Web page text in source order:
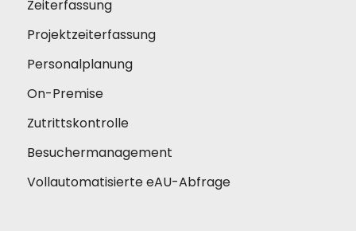
Zeiterfassung
Projektzeiterfassung
Personalplanung
On-Premise
Zutrittskontrolle
Besuchermanagement
Vollautomatisierte eAU-Abfrage